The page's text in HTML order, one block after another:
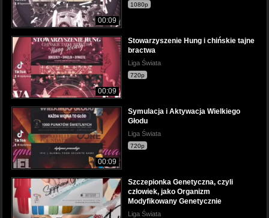
00:09
1080p
00:09
Stowarzyszenie Hung i chińskie tajne
bractwa
Liga Świata
720p
00:09
Symulacja i Aktywacja Wielkiego
Głodu
Liga Świata
720p
Szczepionka Genetyczna, czyli
człowiek, jako Organizm
Modyfikowany Genetycznie
Liga Świata